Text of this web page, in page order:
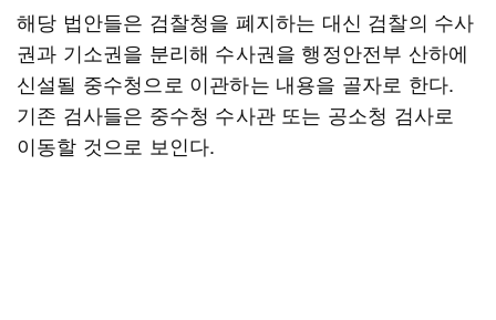
해당 법안들은 검찰청을 폐지하는 대신 검찰의 수사
권과 기소권을 분리해 수사권을 행정안전부 산하에
신설될 중수청으로 이관하는 내용을 골자로 한다.
기존 검사들은 중수청 수사관 또는 공소청 검사로
이동할 것으로 보인다.